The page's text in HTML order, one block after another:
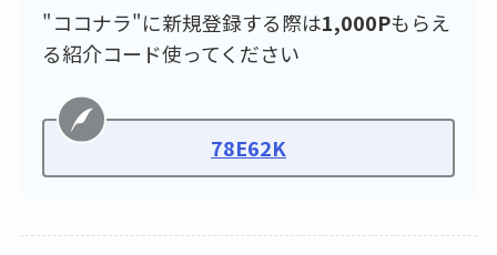
"ココナラ"に新規登録する際は1,000Pもらえ
る紹介コード使ってください
78E62K